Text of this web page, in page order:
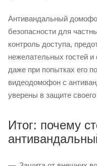
Антивандальный
безопасности для
контроль доступа,
нежелательных гостей и
даже при попытках его
видеодомофон с
уверены в защите
Итог: почему